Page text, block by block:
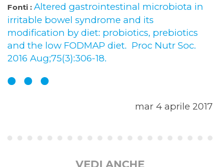
Fonti : Altered gastrointestinal microbiota in
irritable bowel syndrome and its
modification by diet: probiotics, prebiotics
and the low FODMAP diet. Proc Nutr Soc.
2016 Aug;75(3):306-18.
mar 4 aprile 2017
VEDI ANCHE